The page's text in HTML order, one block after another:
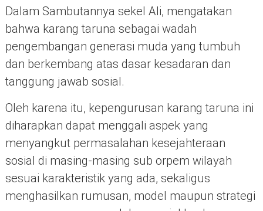
Dalam Sambutannya sekel Ali, mengatakan
bahwa karang taruna sebagai wadah
pengembangan generasi muda yang tumbuh
dan berkembang atas dasar kesadaran dan
tanggung jawab sosial.
Oleh karena itu, kepengurusan karang taruna ini
diharapkan dapat menggali aspek yang
menyangkut permasalahan kesejahteraan
sosial di masing-masing sub orpem wilayah
sesuai karakteristik yang ada, sekaligus
menghasilkan rumusan, model maupun strategi